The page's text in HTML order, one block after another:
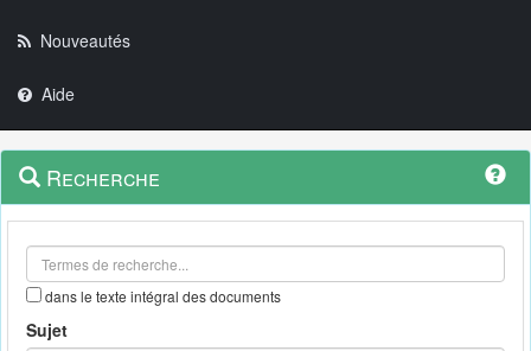
Nouveautés
Aide
Navigation
outils
Menu
contextuel
Recherche
dans le texte intégral des documents
Sujet